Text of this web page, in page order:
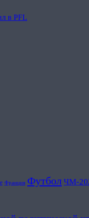
в PFL
Франция Футбол ЧМ-